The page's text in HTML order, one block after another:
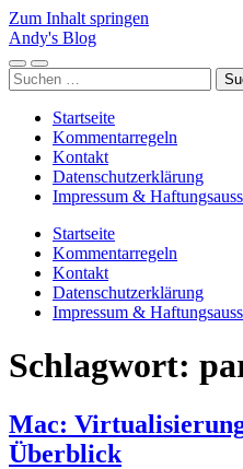
Zum Inhalt springen
Andy's Blog
Mobile-
Menü
Suchfeld
ein-/ausblenden
Suchen
nach:
Startseite
Kommentarregeln
Kontakt
Datenschutzerklärung
Impressum &
Startseite
Kommentarregeln
Kontakt
Datenschutzerklärung
Impressum &
Schlagwort:
Mac:
Überblick